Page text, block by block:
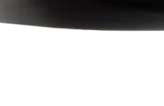
yapısı, kolay temizliği ve indüksiyon